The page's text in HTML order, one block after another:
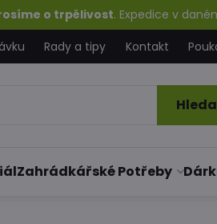
o trpělivost. Expedice v
Rady a tipy Kontakt
Zahrádkářské Potřeby